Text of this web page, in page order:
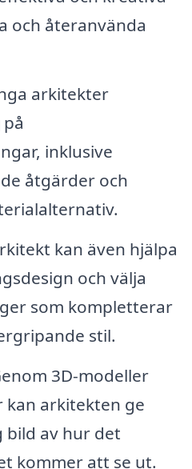
och återanvända
arkitekter
inklusive
åtgärder och
kan även hjälpa
och välja
som kompletterar
stil.
3D-modeller
arkitekten ge
bild av hur det
kommer att se ut.